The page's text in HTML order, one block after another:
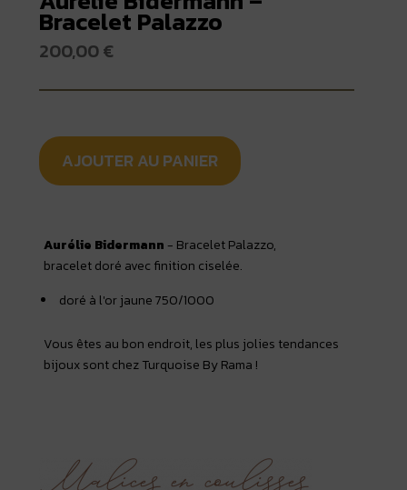
Bracelet Palazzo
200,00€
AJOUTER AU PANIER
Aurélie Bidermann - Bracelet Palazzo,
bracelet doré avec finition ciselée.
doré à l'or jaune 750/1000
Vous êtes au bon endroit, les plus jolies tendances
bijoux sont chez Turquoise By Rama !